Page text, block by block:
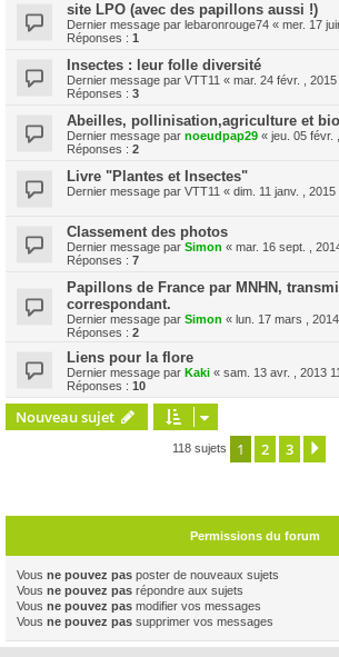
site LPO (avec des papillons aussi !)
Dernier message par lebaronrouge74 « mer. 17
Réponses : 1
Insectes : leur folle diversité
Dernier message par VTT11 « mar. 24 févr. ,
Réponses : 3
Abeilles, pollinisation,agriculture et
Dernier message par noeudpap29 « jeu. 05 févr.
Réponses : 2
Livre "Plantes et Insectes"
Dernier message par VTT11 « dim. 11 janv. , 2015
Classement des photos
Dernier message par Simon « mar. 16 sept. ,
Réponses : 7
Papillons de France par MNHN,
correspondant.
Dernier message par Simon « lun. 17 mars ,
Réponses : 2
Liens pour la flore
Dernier message par Kaki « sam. 13 avr. , 2013
Réponses : 10
Nouveau sujet
118 sujets 1 2 3
Permissions du forum
Vous ne pouvez pas poster de nouveaux sujets
Vous ne pouvez pas répondre aux sujets
Vous ne pouvez pas modifier vos messages
Vous ne pouvez pas supprimer vos messages